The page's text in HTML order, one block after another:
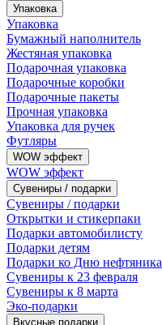
Упаковка
Упаковка
Бумажный наполнитель
Жестяная упаковка
Подарочная упаковка
Подарочные коробки
Подарочные пакеты
Прочная упаковка
Упаковка для ручек
Футляры
WOW эффект
WOW эффект
Сувениры / подарки
Сувениры / подарки
Открытки и стикерпаки
Подарки автомобилисту
Подарки детям
Подарки ко Дню нефтяника
Сувениры к 23 февраля
Сувениры к 8 марта
Эко-подарки
Вкусные подарки